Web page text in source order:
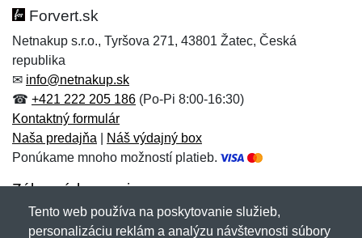
Forvert.sk
Netnakup s.r.o., Tyršova 271, 43801 Žatec, Česká
republika
✉ info@netnakup.sk
☎ +421 222 205 186 (Po-Pi 8:00-16:30)
Kontaktný formulár
Naša predajňa
Náš výdajný box
Ponúkame mnoho možností platieb.
Zákaznícky servis
Novinky emailom
Tento web používa na poskytovanie služieb,
personalizáciu reklám a analýzu návštevnosti súbory